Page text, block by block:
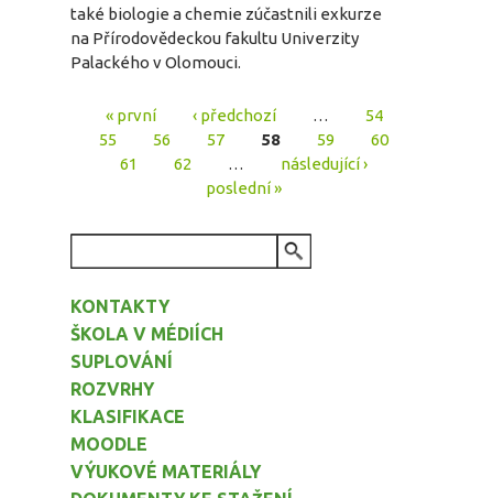
také biologie a chemie zúčastnili exkurze
na Přírodovědeckou fakultu Univerzity
Palackého v Olomouci.
Stránky
« první ‹ předchozí
54
55
56 57 58 59
60
61
62
následující ›
poslední »
KONTAKTY
ŠKOLA V MÉDIÍCH
SUPLOVÁNÍ
ROZVRHY
KLASIFIKACE
MOODLE
VÝUKOVÉ MATERIÁLY